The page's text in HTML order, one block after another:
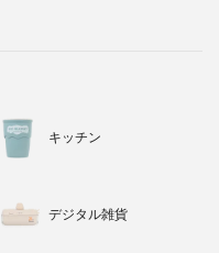
キッチン
デジタル雑貨